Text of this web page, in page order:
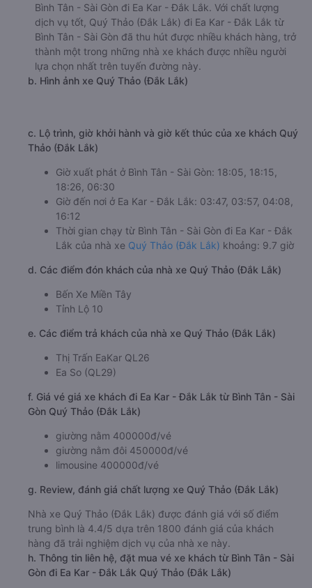
Bình Tân - Sài Gòn đi Ea Kar - Đắk Lắk. Với chất lượng
dịch vụ tốt, Quý Thảo (Đắk Lắk) đi Ea Kar - Đắk Lắk từ
Bình Tân - Sài Gòn đã thu hút được nhiều khách hàng, trở
thành một trong những nhà xe khách được nhiều người
lựa chọn nhất trên tuyến đường này.
b. Hình ảnh xe Quý Thảo (Đắk Lắk)
c. Lộ trình, giờ khởi hành và giờ kết thúc của xe khách Quý
Thảo (Đắk Lắk)
Giờ xuất phát ở Bình Tân - Sài Gòn: 18:05, 18:15,
18:26, 06:30
Giờ đến nơi ở Ea Kar - Đắk Lắk: 03:47, 03:57, 04:08,
16:12
Thời gian chạy từ Bình Tân - Sài Gòn đi Ea Kar - Đắk
Lắk của nhà xe Quý Thảo (Đắk Lắk) khoảng: 9.7 giờ
d. Các điểm đón khách của nhà xe Quý Thảo (Đắk Lắk)
Bến Xe Miền Tây
Tỉnh Lộ 10
e. Các điểm trả khách của nhà xe Quý Thảo (Đắk Lắk)
Thị Trấn EaKar QL26
Ea So (QL29)
f. Giá vé giá xe khách đi Ea Kar - Đắk Lắk từ Bình Tân - Sài
Gòn Quý Thảo (Đắk Lắk)
giường nằm 400000đ/vé
giường nằm đôi 450000đ/vé
limousine 400000đ/vé
g. Review, đánh giá chất lượng xe Quý Thảo (Đắk Lắk)
Nhà xe Quý Thảo (Đắk Lắk) được đánh giá với số điểm
trung bình là 4.4/5 dựa trên 1800 đánh giá của khách
hàng đã trải nghiệm dịch vụ của nhà xe này.
h. Thông tin liên hệ, đặt mua vé xe khách từ Bình Tân - Sài
Gòn đi Ea Kar - Đắk Lắk Quý Thảo (Đắk Lắk)